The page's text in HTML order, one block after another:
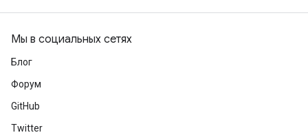
Мы в социальных сетях
Блог
Форум
GitHub
Twitter